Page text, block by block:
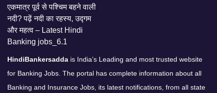
HindiBankersadda is India’s Leading and most trusted website
for Banking Jobs. The portal has complete information about all
Banking and Insurance Jobs, its latest notifications, from all state